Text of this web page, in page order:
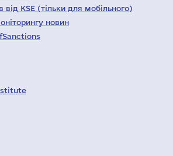
KSE (тільки для мобільного)
новин